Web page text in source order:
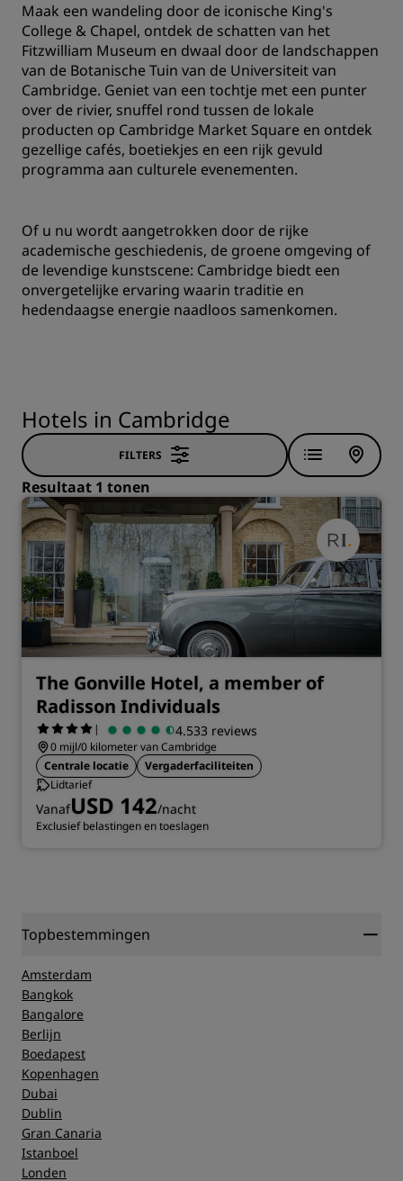
Maak een wandeling door de iconische King's
College & Chapel, ‌ontdek de schatten van het
Fitzwilliam Museum en dwaal door de landschappen
van de Botanische Tuin van de Universiteit van
Cambridge. ‌Geniet van een tochtje met een punter
over de rivier, snuffel rond tussen de lokale
producten op Cambridge Market Square en ontdek
gezellige cafés, boetiekjes en een rijk gevuld
programma aan culturele evenementen.
Of u nu wordt aangetrokken door de rijke
academische geschiedenis, de groene omgeving of
de levendige kunstscene: Cambridge biedt een
onvergetelijke ervaring waarin traditie en
hedendaagse energie naadloos samenkomen.
Hotels in Cambridge
FILTERS
Resultaat 1 tonen
The Gonville Hotel, a member of
Radisson Individuals
| 4.533 reviews
0 mijl/0 kilometer van Cambridge
Centrale locatie
Vergaderfaciliteiten
Lidtarief
VanafUSD 142/nacht
Exclusief belastingen en toeslagen
Topbestemmingen
Amsterdam
Bangkok
Bangalore
Berlijn
Boedapest
Kopenhagen
Dubai
Dublin
Gran Canaria
Istanboel
Londen